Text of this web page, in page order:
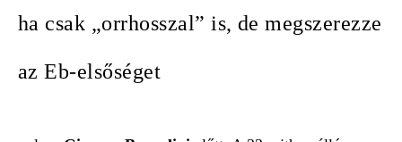
ha csak „orrhosszal” is, de megszerezze
az Eb-elsőséget